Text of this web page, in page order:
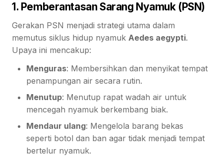
1. Pemberantasan Sarang Nyamuk (PSN)
Gerakan PSN menjadi strategi utama dalam
memutus siklus hidup nyamuk Aedes aegypti.
Upaya ini mencakup:
Menguras: Membersihkan dan menyikat tempat
penampungan air secara rutin.
Menutup: Menutup rapat wadah air untuk
mencegah nyamuk berkembang biak.
Mendaur ulang: Mengelola barang bekas
seperti botol dan ban agar tidak menjadi tempat
bertelur nyamuk.